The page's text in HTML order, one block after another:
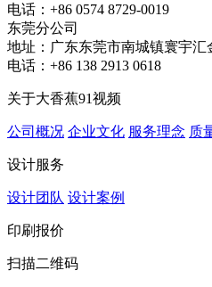
电话：+86 0574 8729-0019
东莞分公司
地址：广东东莞市南城镇寰宇
电话：+86 138 2913 0618
关于大香蕉91视频
公司概况 企业文化 服务理念 质
设计服务
设计团队 设计案例
印刷报价
扫描二维码